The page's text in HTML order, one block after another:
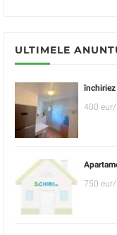
ULTIMELE
închiriez
400
750